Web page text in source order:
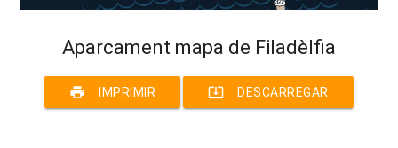
Aparcament mapa de Filadèlfia
print IMPRIMIR system_update_alt DESCARREGAR